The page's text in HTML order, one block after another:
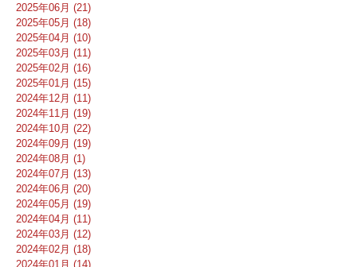
2025年06月 (21)
2025年05月 (18)
2025年04月 (10)
2025年03月 (11)
2025年02月 (16)
2025年01月 (15)
2024年12月 (11)
2024年11月 (19)
2024年10月 (22)
2024年09月 (19)
2024年08月 (1)
2024年07月 (13)
2024年06月 (20)
2024年05月 (19)
2024年04月 (11)
2024年03月 (12)
2024年02月 (18)
2024年01月 (14)